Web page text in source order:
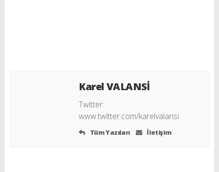
Karel VALANSİ
Twitter:
www.twitter.com/karelvalansi
Tüm Yazıları İletişim